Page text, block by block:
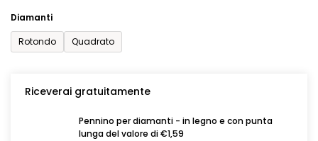
Diamanti
Rotondo
Quadrato
Riceverai gratuitamente
Pennino per diamanti - in legno e con punta
lunga del valore di €1,59